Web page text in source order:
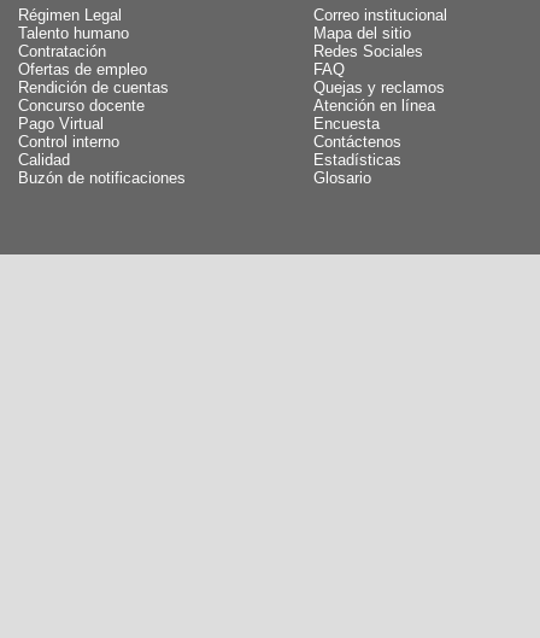
Régimen Legal
Talento humano
Contratación
Ofertas de empleo
Rendición de cuentas
Concurso docente
Pago Virtual
Control interno
Calidad
Buzón de notificaciones
Correo institucional
Mapa del sitio
Redes Sociales
FAQ
Quejas y reclamos
Atención en línea
Encuesta
Contáctenos
Estadísticas
Glosario